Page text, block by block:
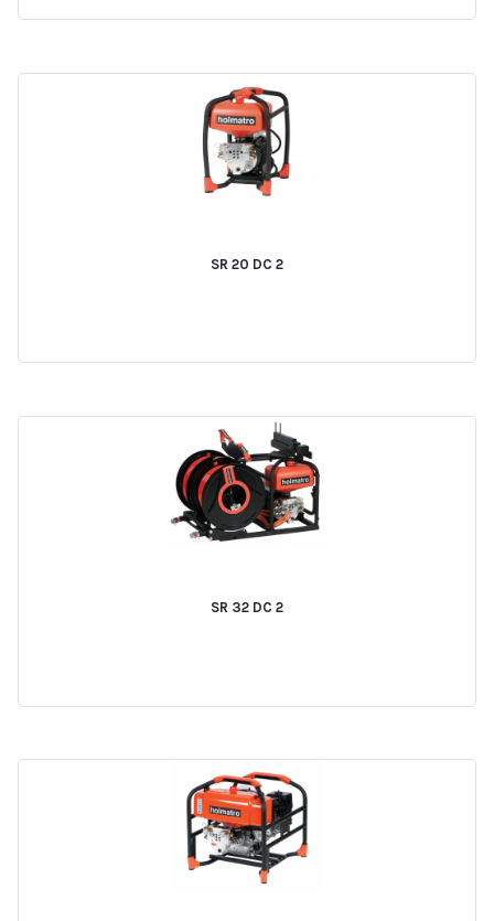
SR 20 DC 2
SR 32 DC 2